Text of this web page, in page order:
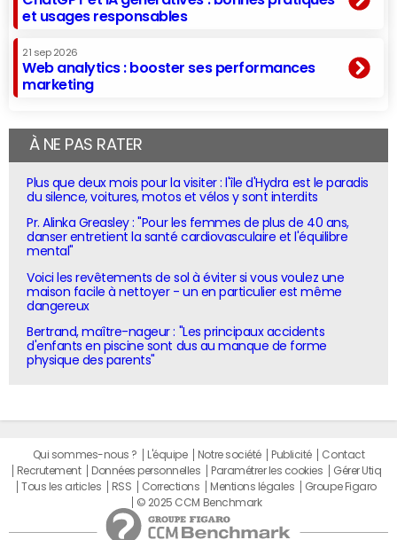
et usages responsables
21 sep 2026
Web analytics : booster ses performances
marketing
À NE PAS RATER
Plus que deux mois pour la visiter : l'île d'Hydra est le paradis
du silence, voitures, motos et vélos y sont interdits
Pr. Alinka Greasley : "Pour les femmes de plus de 40 ans,
danser entretient la santé cardiovasculaire et l'équilibre
mental"
Voici les revêtements de sol à éviter si vous voulez une
maison facile à nettoyer - un en particulier est même
dangereux
Bertrand, maître-nageur : "Les principaux accidents
d'enfants en piscine sont dus au manque de forme
physique des parents"
Qui sommes-nous ? L'équipe Notre société Publicité
Contact
Recrutement
Données personnelles Paramétrer les cookies
Gérer Utiq
Tous les articles
RSS Corrections Mentions légales
Groupe Figaro
© 2025 CCM Benchmark